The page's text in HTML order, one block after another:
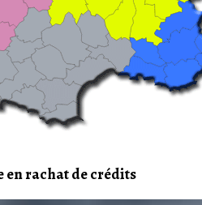
en rachat de crédits